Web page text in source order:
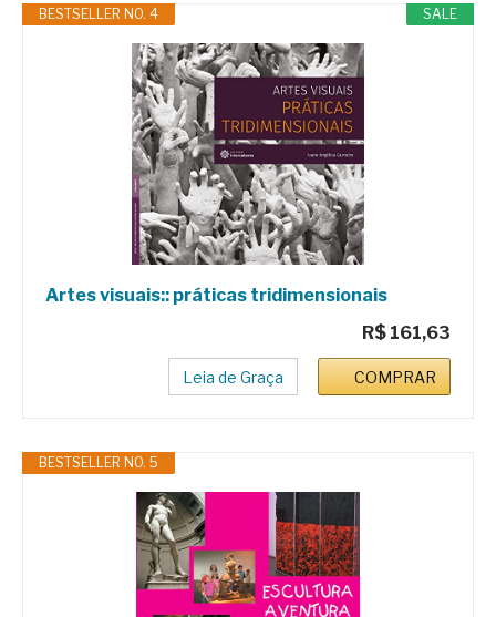
SALE
BESTSELLER NO. 4
Artes visuais:: práticas tridimensionais
R$ 161,63
Leia de Graça COMPRAR
BESTSELLER NO. 5